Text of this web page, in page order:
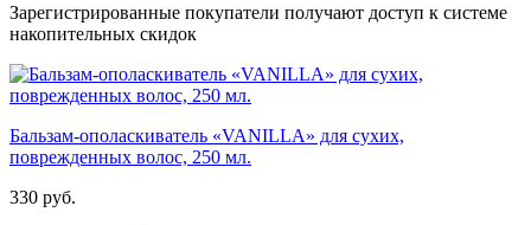
Зарегистрированные покупатели получают доступ к системе
накопительных скидок
Бальзам-ополаскиватель «VANILLA» для сухих,
поврежденных волос, 250 мл.
330 руб.